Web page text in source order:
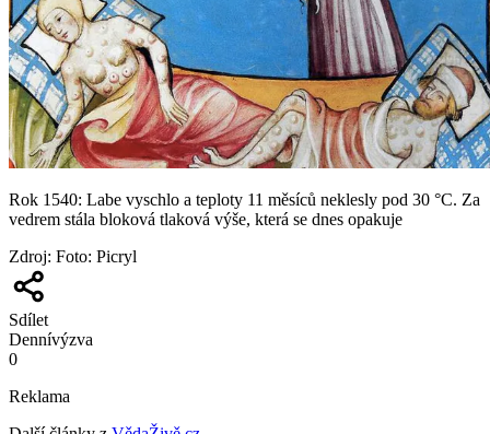
Rok 1540: Labe vyschlo a teploty 11 měsíců neklesly pod 30 °C. Za
vedrem stála bloková tlaková výše, která se dnes opakuje
Zdroj: Foto: Picryl
Sdílet
Dennívýzva
0
Reklama